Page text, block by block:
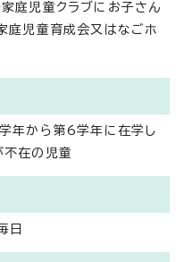
庭児童クラブにお子さん
庭児童育成会又はなごホ
年から第6学年に在学し
不在の児童
日